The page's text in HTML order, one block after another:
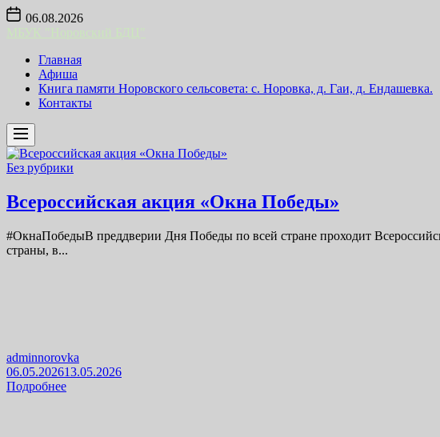
Skip
content
06.08.2026
Главная
Афиша
Книга памяти Норовского сельсовета: с. Норовка, д. Гаи, д. Ендашевка.
Контакты
Без рубрики
Всероссийская акция «Окна Победы»
#ОкнаПобедыВ преддверии Дня Победы по всей стране проходит
страны, в...
adminnorovka
06.05.202613.05.2026
Подробнее